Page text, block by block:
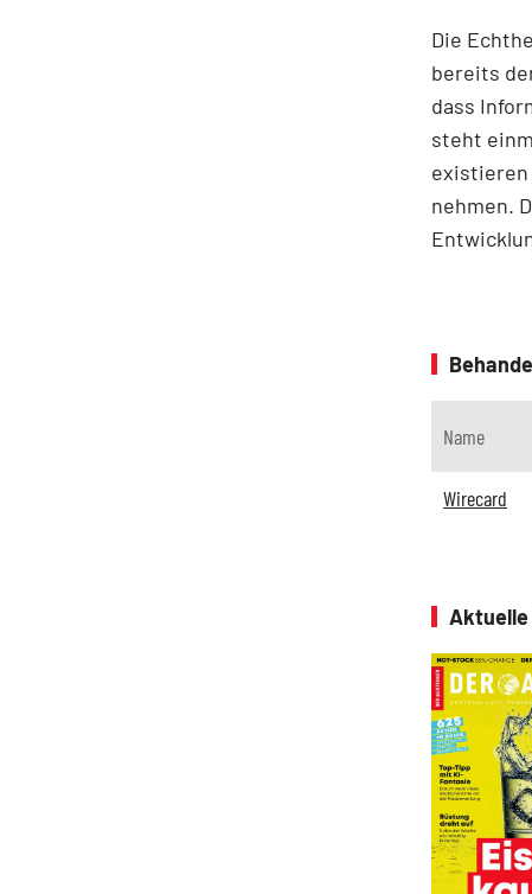
Die
bereits
dass
steht
existieren
nehmen.
Name
Wirecard
Aktuelle